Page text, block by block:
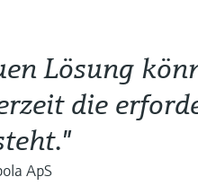
Lösung
die
ApS